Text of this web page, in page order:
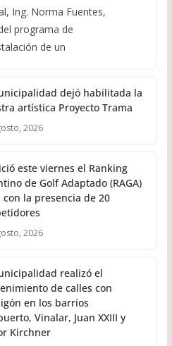
Ing. Norma Fuentes,
programa de
de un
dejó habilitada la
artística Proyecto Trama
2026
este viernes el Ranking
de Golf Adaptado (RAGA)
con la presencia de 20
2026
realizó el
de calles con
en los barrios
Vinalar, Juan XXIII y
Kirchner